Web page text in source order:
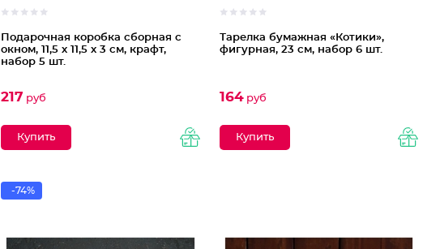
Подарочная коробка сборная с
окном, 11,5 х 11,5 х 3 см, крафт,
набор 5 шт.
217 руб
Тарелка бумажная «Котики»,
фигурная, 23 см, набор 6 шт.
164руб
-74%